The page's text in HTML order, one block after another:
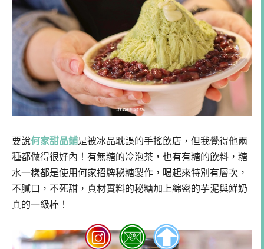
要說何家甜品鋪是被冰品耽誤的手搖飲店，但我覺得他兩
種都做得很好內！有無糖的冷泡茶，也有有糖的飲料，糖
水一樣都是使用何家招牌秘糖製作，喝起來特別有層次，
不膩口，不死甜，真材實料的秘糖加上綿密的芋泥與鮮奶
真的一級棒！